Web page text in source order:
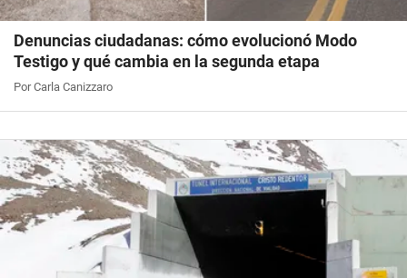
Denuncias ciudadanas: cómo evolucionó Modo
Testigo y qué cambia en la segunda etapa
Por Carla Canizzaro